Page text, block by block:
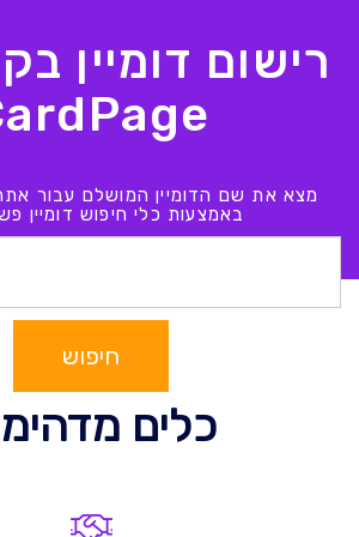
רישום דומיין
מצא את שם הדומיין המושלם עבור
באמצעות כלי חיפוש דומיין
חיפוש
כלים